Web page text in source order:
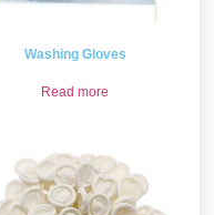
Washing Gloves
Read more